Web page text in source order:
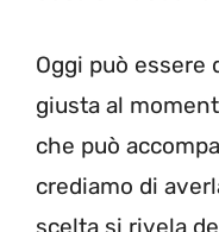
Oggi può essere
giusta al
che può
crediamo di